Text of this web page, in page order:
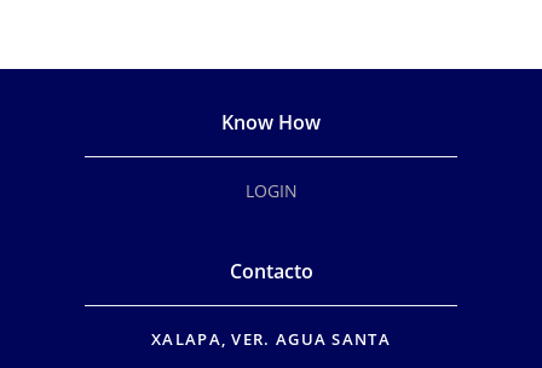
Know How
LOGIN
Contacto
XALAPA, VER. AGUA SANTA